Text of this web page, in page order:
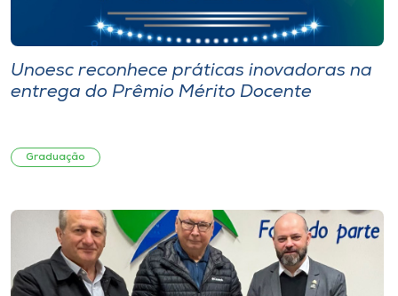
Unoesc reconhece práticas inovadoras na
entrega do Prêmio Mérito Docente
Graduação